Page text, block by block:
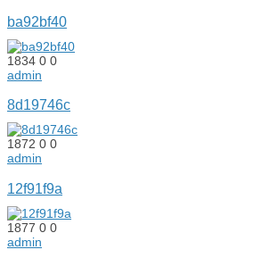
ba92bf40
1834 0 0
admin
8d19746c
1872 0 0
admin
12f91f9a
1877 0 0
admin